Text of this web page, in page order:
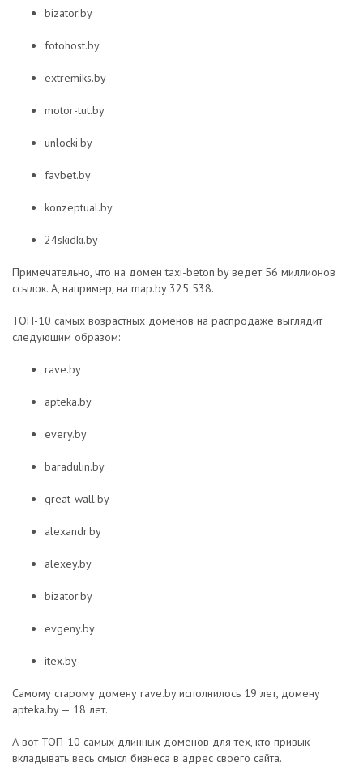
bizator.by
fotohost.by
extremiks.by
motor-tut.by
unlocki.by
favbet.by
konzeptual.by
24skidki.by
Примечательно, что на домен taxi-beton.by ведет 56 миллионов
ссылок. А, например, на map.by 325 538.
ТОП-10 самых возрастных доменов на распродаже выглядит
следующим образом:
rave.by
apteka.by
every.by
baradulin.by
great-wall.by
alexandr.by
alexey.by
bizator.by
evgeny.by
itex.by
Самому старому домену rave.by исполнилось 19 лет, домену
apteka.by — 18 лет.
А вот ТОП-10 самых длинных доменов для тех, кто привык
вкладывать весь смысл бизнеса в адрес своего сайта.